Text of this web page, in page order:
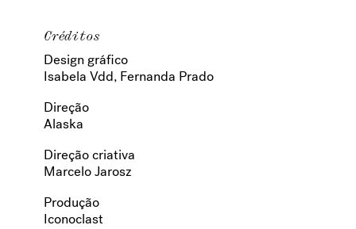
Créditos
Design gráfico
Isabela Vdd, Fernanda Prado
Direção
Alaska
Direção criativa
Marcelo Jarosz
Produção
Iconoclast